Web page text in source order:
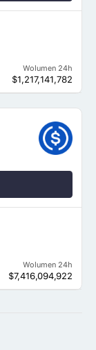
Wolumen 24h
$1,217,141,782
Wolumen 24h
$7,416,094,922